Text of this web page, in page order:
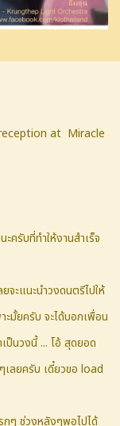
at Miracle
รับที่ทำให้งานสำเร็จ
ะแนะนำวงดนตรีไปให้
มั้ยครับ จะได้บอกเพื่อน
ป็นวงนี้ ... โอ้ สุดยอด
ลยครับ เดี๋ยวขอ load
กๆ ช่วงหลังๆพอไปได้